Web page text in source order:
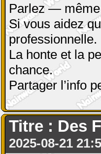
Parlez — même
Si vous aidez
professionnelle.
La honte et la
chance.
Partager l’info
Titre : Des
2025-08-21